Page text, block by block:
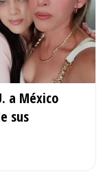
a México
sus